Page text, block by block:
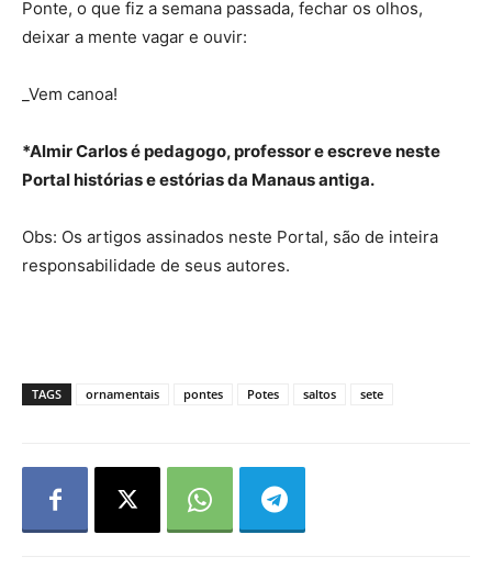
Ponte, o que fiz a semana passada, fechar os olhos,
deixar a mente vagar e ouvir:
_Vem canoa!
*Almir Carlos é pedagogo, professor e escreve neste
Portal histórias e estórias da Manaus antiga.
Obs: Os artigos assinados neste Portal, são de inteira
responsabilidade de seus autores.
TAGS ornamentais pontes Potes saltos sete